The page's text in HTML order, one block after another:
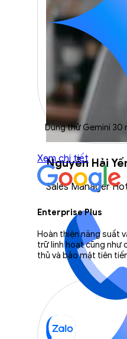
Nguyễn Hải
Sales Manager
Dùng thử Gemini 30
Xem chi tiết
Enterprise Plus
Hoàn thiện năng suất
trữ linh hoạt cũng như
thủ và bảo mật tiên